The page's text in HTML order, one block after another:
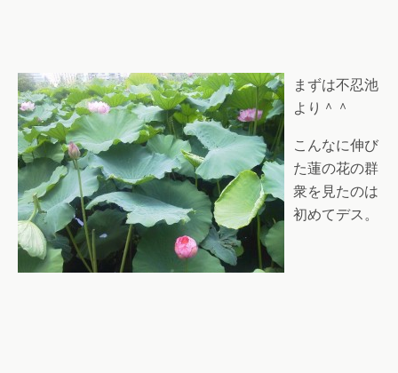
まずは不忍池
より＾＾
こんなに伸び
た蓮の花の群
衆を見たのは
初めてデス。